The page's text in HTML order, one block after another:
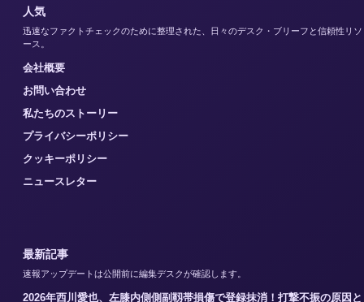
人気
迅速なファクトチェックのために整理された、日々のデスク・ブリーフと信頼性リソ
ース。
会社概要
お問い合わせ
私たちのストーリー
プライバシーポリシー
クッキーポリシー
ニュースレター
最新記事
速報アップデートは公開前に編集デスクが確認します。
2026年西川愛也、左膝内側側副靱帯損傷で登録抹消！打撃不振の原因と